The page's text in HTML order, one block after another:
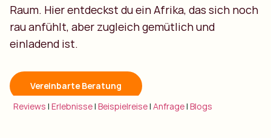
Raum. Hier entdeckst du ein Afrika, das sich noch
rau anfühlt, aber zugleich gemütlich und
einladend ist.
Vereinbarte Beratung
Reviews |Erlebnisse|Beispielreise|Anfrage|Blogs